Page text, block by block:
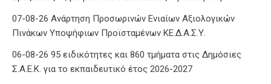
07-08-26 Ανάρτηση Προσωρινών Ενιαίων Αξιολογικών
Πινάκων Υποψήφιων Προϊσταμένων ΚΕ.Δ.Α.Σ.Υ.
06-08-26 95 ειδικότητες και 860 τμήματα στις Δημόσιες
Σ.Α.Ε.Κ. για το εκπαιδευτικό έτος 2026-2027